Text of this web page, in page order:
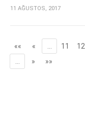
11 AĞUSTOS, 2017
«« « 11 12
» »»